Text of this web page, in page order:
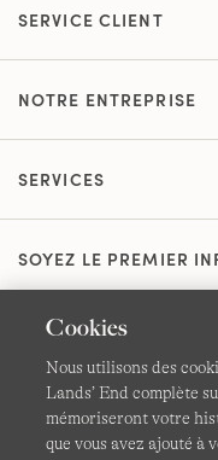
SERVICE CLIENT
NOTRE ENTREPRISE
SERVICES
SOYEZ LE PREMIER
Cookies
Nous utilisons des
Lands’ End complète
mémoriseront votre
que vous avez ajouté à